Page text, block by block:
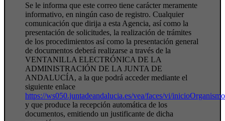
Se le informa que este correo tiene carácter meramente
informativo, en ningún caso de registro. Cualquier
comunicación que dirija a esta Agencia, así como la
presentación de solicitudes, la realización de trámites
de los procedimientos así como la presentación general
de documentos deberá realizarse a través de la
VENTANILLA ELECTRÓNICA DE LA
ADMINISTRACIÓN DE LA JUNTA DE
ANDALUCÍA, a la que podrá acceder mediante el
siguiente enlace
https://ws050.juntadeandalucia.es/vea/faces/vi/
y que produce la recepción automática de los
documentos, emitiendo un justificante de dicha